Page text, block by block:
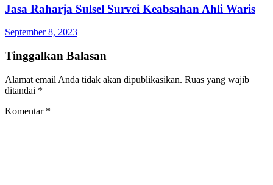
Jasa Raharja Sulsel Survei Keabsahan Ahli Waris
September 8, 2023
Tinggalkan Balasan
Alamat email Anda tidak akan dipublikasikan. Ruas yang wajib
ditandai *
Komentar *